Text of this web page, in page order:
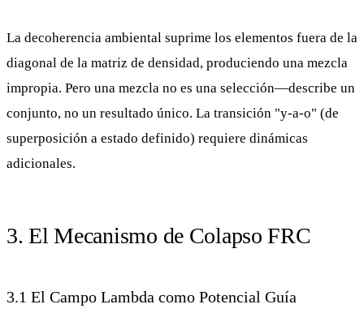
La decoherencia ambiental suprime los elementos fuera de la
diagonal de la matriz de densidad, produciendo una mezcla
impropia. Pero una mezcla no es una selección—describe un
conjunto, no un resultado único. La transición "y-a-o" (de
superposición a estado definido) requiere dinámicas
adicionales.
3. El Mecanismo de Colapso FRC
3.1 El Campo Lambda como Potencial Guía